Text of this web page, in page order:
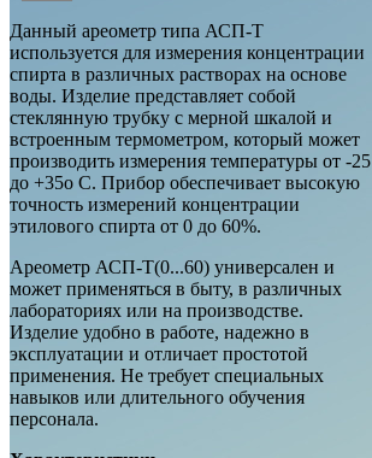
Данный ареометр типа АСП-Т
используется для измерения концентрации
спирта в различных растворах на основе
воды. Изделие представляет собой
стеклянную трубку с мерной шкалой и
встроенным термометром, который может
производить измерения температуры от -25
до +35о С. Прибор обеспечивает высокую
точность измерений концентрации
этилового спирта от 0 до 60%.
Ареометр АСП-Т(0...60) универсален и
может применяться в быту, в различных
лабораториях или на производстве.
Изделие удобно в работе, надежно в
эксплуатации и отличает простотой
применения. Не требует специальных
навыков или длительного обучения
персонала.